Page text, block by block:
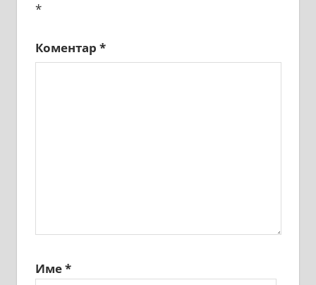
*
Коментар *
Име*